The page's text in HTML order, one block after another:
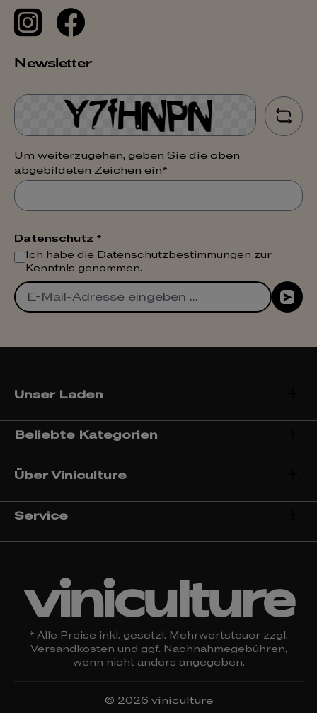
Newsletter
Um weiterzugehen, geben Sie die oben
abgebildeten Zeichen ein*
Datenschutz *
Ich habe die Datenschutzbestimmungen zur
Kenntnis genommen.
Unser Laden
Beliebte Kategorien
Über Viniculture
Service
viniculture
* Alle Preise inkl. gesetzl. Mehrwertsteuer zzgl.
Versandkosten und ggf. Nachnahmegebühren,
wenn nicht anders angegeben.
© 2026 viniculture